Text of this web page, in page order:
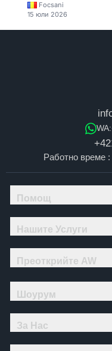
Focsani
15 юли 2026
WA:
Работно време
Помощ
Нашите Услуги
Преоткрийте AW
Шоурум
За Нас